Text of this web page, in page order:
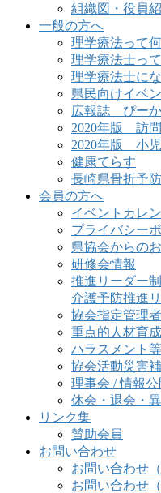
組織図・役員
一般の方へ
理学療法って
理学療法士っ
理学療法士に
県民向けイベ
広報誌 ぴー
2020年版 訪
2020年版 小
健康てらす
長崎県骨折予
会員の方へ
イベントカレ
プライバシー
県協会からの
研修会情報
推進リーダー
介護予防推進リ
協会指定管理
重点的人材育
ハラスメント
協会活動災害
理事会 / 情報公
休会・退会・
リンク集
賛助会員
お問い合わせ
お問い合わせ
お問い合わせ